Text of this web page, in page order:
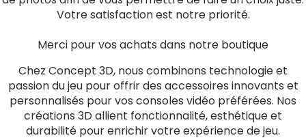
Votre satisfaction est notre priorité.
Merci pour vos achats dans notre boutique
Chez Concept 3D, nous combinons technologie et
passion du jeu pour offrir des accessoires innovants et
personnalisés pour vos consoles vidéo préférées. Nos
créations 3D allient fonctionnalité, esthétique et
durabilité pour enrichir votre expérience de jeu.